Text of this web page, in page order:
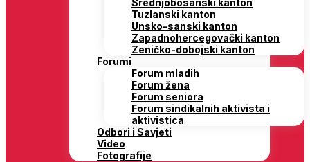
Srednjobosanski kanton
Tuzlanski kanton
Unsko-sanski kanton
Zapadnohercegovački kanton
Zeničko-dobojski kanton
Forumi
Forum mladih
Forum žena
Forum seniora
Forum sindikalnih aktivista i
aktivistica
Odbori i Savjeti
Video
Fotografije